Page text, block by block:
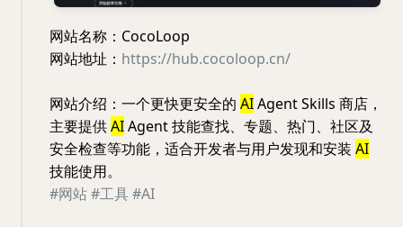
网站名称：CocoLoop
网站地址： https://hub.cocoloop.cn/
网站介绍：一个更快更安全的 AIAgent Skills 商店，
主要提供AIAgent 技能查找、专题、热门、社区及
安全检查等功能，适合开发者与用户发现和安装 AI
技能使用。
#网站#工具#AI